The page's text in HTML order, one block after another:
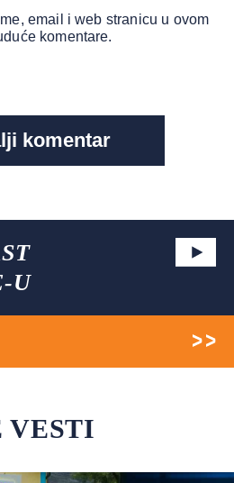
email i web stranicu u ovom
komentare.
U
VESTI